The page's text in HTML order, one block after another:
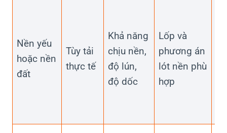
Nền yếu
hoặc nền
đất
Tùy tải
thực tế
Khả năng
chịu nền,
độ lún,
độ dốc
Lốp và
phương án
lót nền phù
hợp